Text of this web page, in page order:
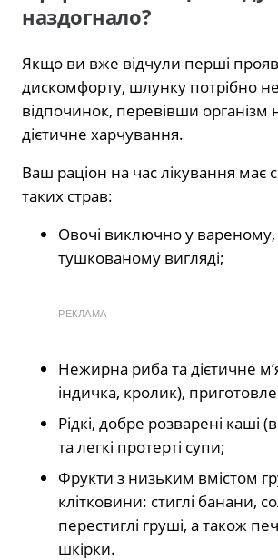
наздогнало?
Якщо ви вже відчули перші
дискомфорту, шлунку потрібно
відпочинок, перевівши організм
дієтичне харчування.
Ваш раціон на час лікування має
таких страв:
Овочі виключно у
тушкованому вигляді;
РЕКЛАМА
Нежирна риба та дієтичне
індичка, кролик),
Рідкі, добре розварені каші
та легкі протерті супи;
Фрукти з низьким вмістом
клітковини: стиглі банани,
перестиглі груші, а також
шкірки.